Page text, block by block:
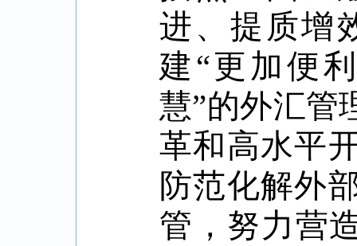
进、提质增
建“更加便
慧”的外汇管
革和高水平
防范化解外
管，努力营